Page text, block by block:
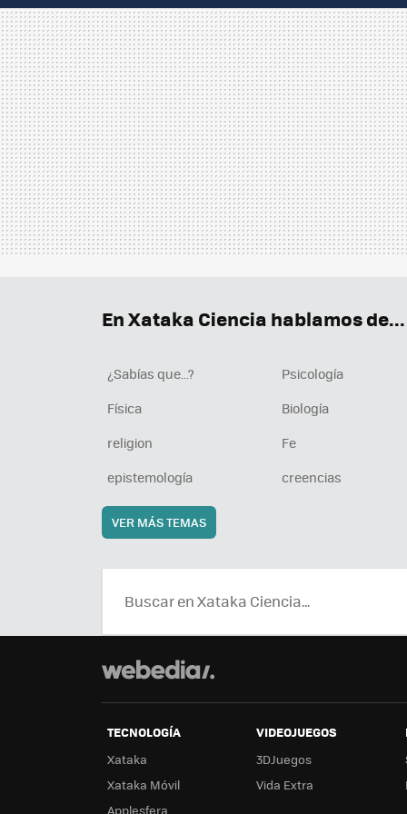
En Xataka Ciencia hablamos de...
¿Sabías que...?
Psicología
Física
Biología
religion
Fe
epistemología
creencias
VER MÁS TEMAS
TECNOLOGÍA
Xataka
Xataka Móvil
Applesfera
VIDEOJUEGOS
3DJuegos
Vida Extra